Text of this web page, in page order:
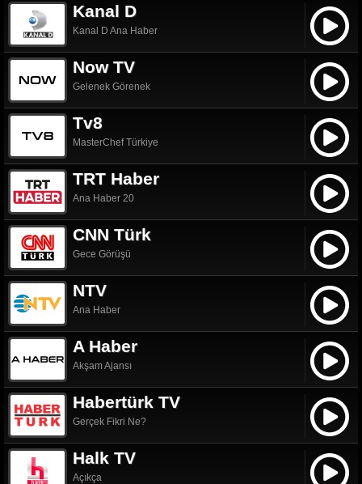
Kanal D
Kanal D Ana Haber
Now TV
Gelenek Görenek
Tv8
MasterChef Türkiye
TRT Haber
Ana Haber 20
CNN Türk
Gece Görüşü
NTV
Ana Haber
A Haber
Akşam Ajansı
Habertürk TV
Gerçek Fikri Ne?
Halk TV
Açıkça